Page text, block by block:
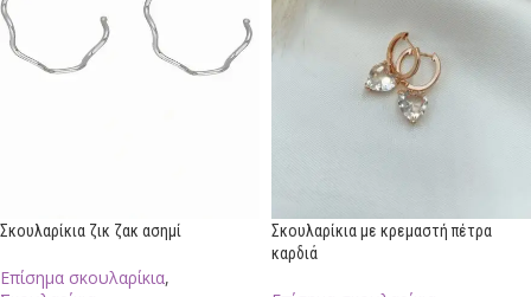
Σκουλαρίκια ζικ ζακ ασημί
Επίσημα σκουλαρίκια,
Σκουλαρίκια με κρεμαστή πέτρα
καρδιά